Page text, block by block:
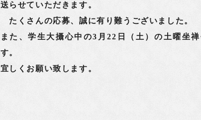
送らせていただきます。
たくさんの応募、誠に有り難うございました。
また、学生大攝心中の3月22日（土）の土曜坐
す。
宜しくお願い致します。